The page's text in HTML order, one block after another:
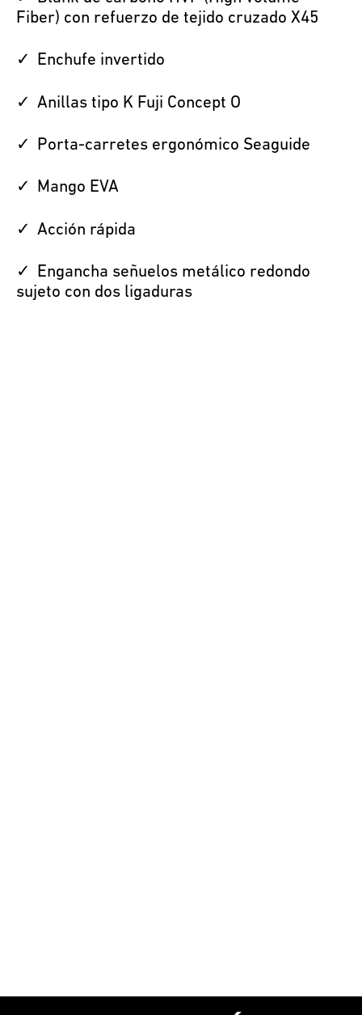
Fiber) con refuerzo de tejido cruzado X45
Enchufe invertido
Anillas tipo K Fuji Concept O
Porta-carretes ergonómico Seaguide
Mango EVA
Acción rápida
Engancha señuelos metálico redondo
sujeto con dos ligaduras